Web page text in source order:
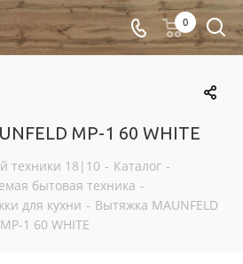
0
MP-1 60 WHITE
техники 18|10 - Каталог -
бытовая техника -
для кухни - Вытяжка MAUNFELD
MP-1 60 WHITE